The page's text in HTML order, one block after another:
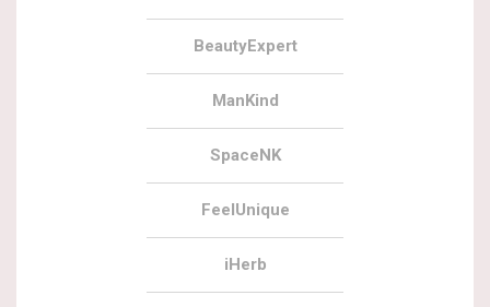
BeautyExpert
ManKind
SpaceNK
FeelUnique
iHerb